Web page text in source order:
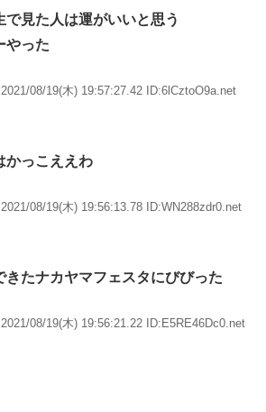
で見た人は運がいいと思う
やった
2021/08/19(木) 19:57:27.42 ID:6lCztoO9a.net
かっこええわ
2021/08/19(木) 19:56:13.78 ID:WN288zdr0.net
きたナカヤマフェスタにびびった
2021/08/19(木) 19:56:21.22 ID:E5RE46Dc0.net